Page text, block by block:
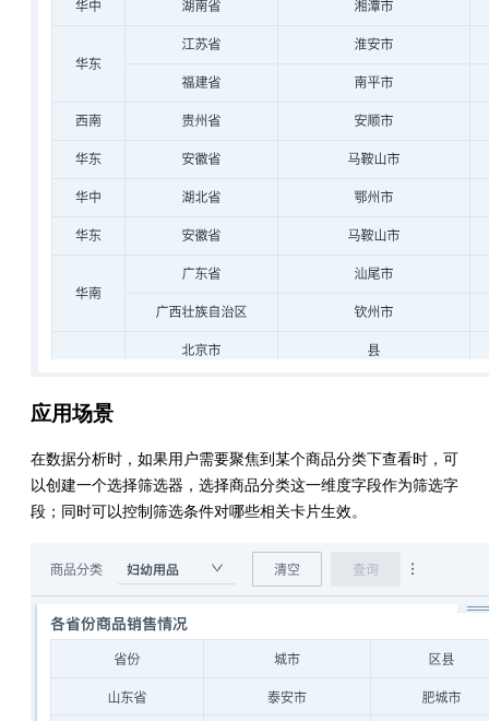
应用场景
在数据分析时，如果用户需要聚焦到某个商品分类下查看时，可
以创建一个选择筛选器，选择商品分类这一维度字段作为筛选字
段；同时可以控制筛选条件对哪些相关卡片生效。